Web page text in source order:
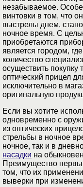
незабываемое.
винтовки в том, что
выстрелы днем,
ночное время. С
приобретаются
является городом,
количество
осуществить покупку
оптический прицел
исключительно в
оригинальную
Если вы хотите
одновременно с
из оптических
стрельбы в ночное
ночное, так и в
насадки на
Преимущество
том, что их
выверки при